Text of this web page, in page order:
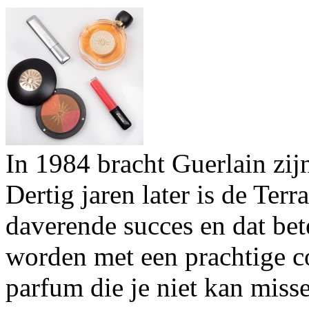
In 1984 bracht Guerlain
Dertig jaren later is de
daverende succes en dat
worden met een prachtige
parfum die je niet kan